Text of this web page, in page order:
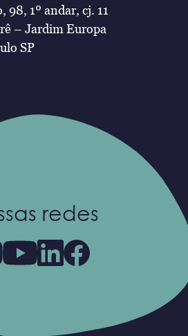
98, 1º andar, cj. 11
– Jardim Europa
SP
redes